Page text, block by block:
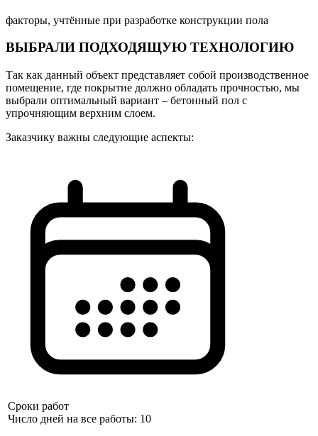
факторы, учтённые при разработке конструкции пола
ВЫБРАЛИ ПОДХОДЯЩУЮ ТЕХНОЛОГИЮ
Так как данный объект представляет собой производственное
помещение, где покрытие должно обладать прочностью, мы
выбрали оптимальный вариант – бетонный пол с
упрочняющим верхним слоем.
Заказчику важны следующие аспекты:
Сроки работ
Число дней на все работы: 10